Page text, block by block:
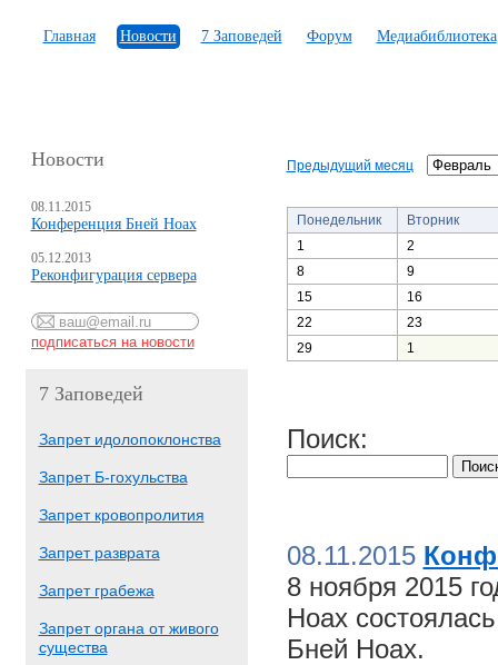
Главная Новости 7 Заповедей Форум Медиабиблиотека
Новости
08.11.2015
Конференция Бней Ноах
05.12.2013
Реконфигурация сервера
7 Заповедей
Запрет идолопоклонства
Запрет Б-гохульства
Запрет кровопролития
Запрет разврата
Запрет грабежа
Запрет органа от живого
существа
Предыдущий месяц
Понедельник
Вторник
1
2
8
9
15
16
22
23
29
1
Поиск:
08.11.2015
8 ноября 2015
Ноах
Бней Ноах.